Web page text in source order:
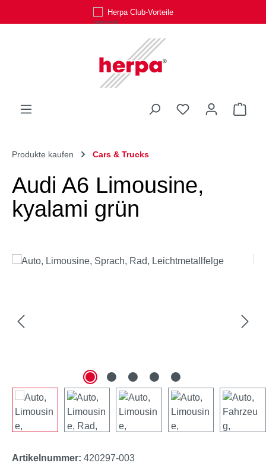
Zum Hauptinhalt springenHerpa Club-Vorteile
Du hast 0
Produkte kaufen Cars & Trucks
Audi A6 Limousine,
kyalami grün
Bildergalerie überspringen
Artikelnummer: 420297-003